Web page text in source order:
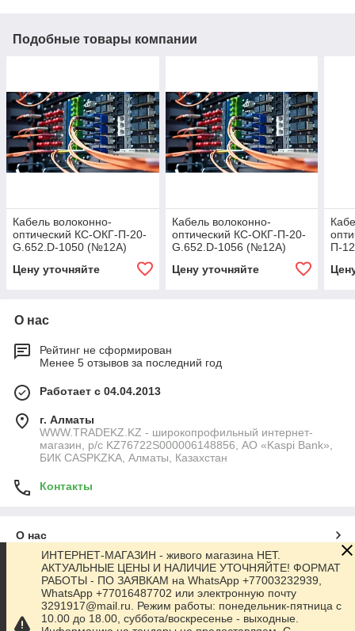
Подобные товары компании
Кабель волоконно-
оптический КС-ОКГ-П-20-
G.652.D-1050 (№12А)
Цену уточняйте
Кабель волоконно-
оптический КС-ОКГ-П-20-
G.652.D-1056 (№12А)
Цену уточняйте
П-
О нас
Рейтинг не сформирован
Менее 5 отзывов за последний год
Работает с 04.04.2013
г. Алматы
WWW.TRADEKZ.KZ - широкопрофильный интернет-
магазин, р/с KZ76722S000006148856, АО «Kaspi Bank»,
БИК CASPKZKA, Алматы, Казахстан
Контакты
О нас
Контакты
Доставка и оплата
ИНТЕРНЕТ-МАГАЗИН - живого магазина НЕТ.
АКТУАЛЬНЫЕ ЦЕНЫ И НАЛИЧИЕ УТОЧНЯЙТЕ! ФОРМАТ
РАБОТЫ - ПО ЗАЯВКАМ на WhatsApp +77003232939,
WhatsApp +77016487702 или электронную почту
3291917@mail.ru. Режим работы: понедельник-пятница с
10.00 до 18.00, суббота/воскресенье - выходные.